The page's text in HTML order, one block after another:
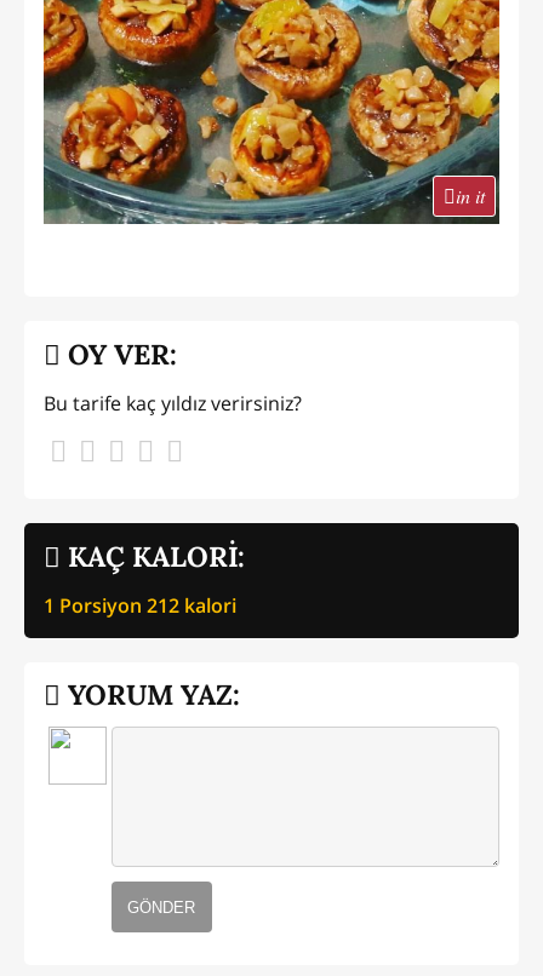
in it
KAÇ KALORİ:
1 Porsiyon 212 kalori
OY VER:
Bu tarife kaç yıldız verirsiniz?
YORUM YAZ:
GÖNDER